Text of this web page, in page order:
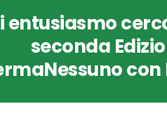
entusiasmo
seconda
con